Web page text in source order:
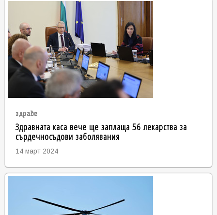
здраве
Здравната каса вече ще заплаща 56 лекарства за
сърдечносъдови заболявания
14 март 2024